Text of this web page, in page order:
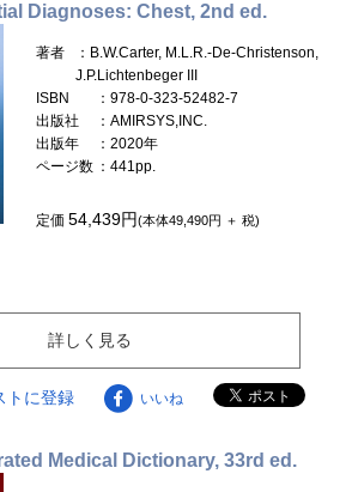
Diagnoses: Chest, 2nd ed.
著者
：B.W.Carter, M.L.R.-De-Christenson,
J.P.Lichtenbeger III
ISBN
：978-0-323-52482-7
出版社
：AMIRSYS,INC.
出版年
：2020年
ページ数 ：441pp.
定価54,439円(本体49,490円 ＋ 税)
詳しく見る
トに登録 いいね
Medical Dictionary, 33rd ed.